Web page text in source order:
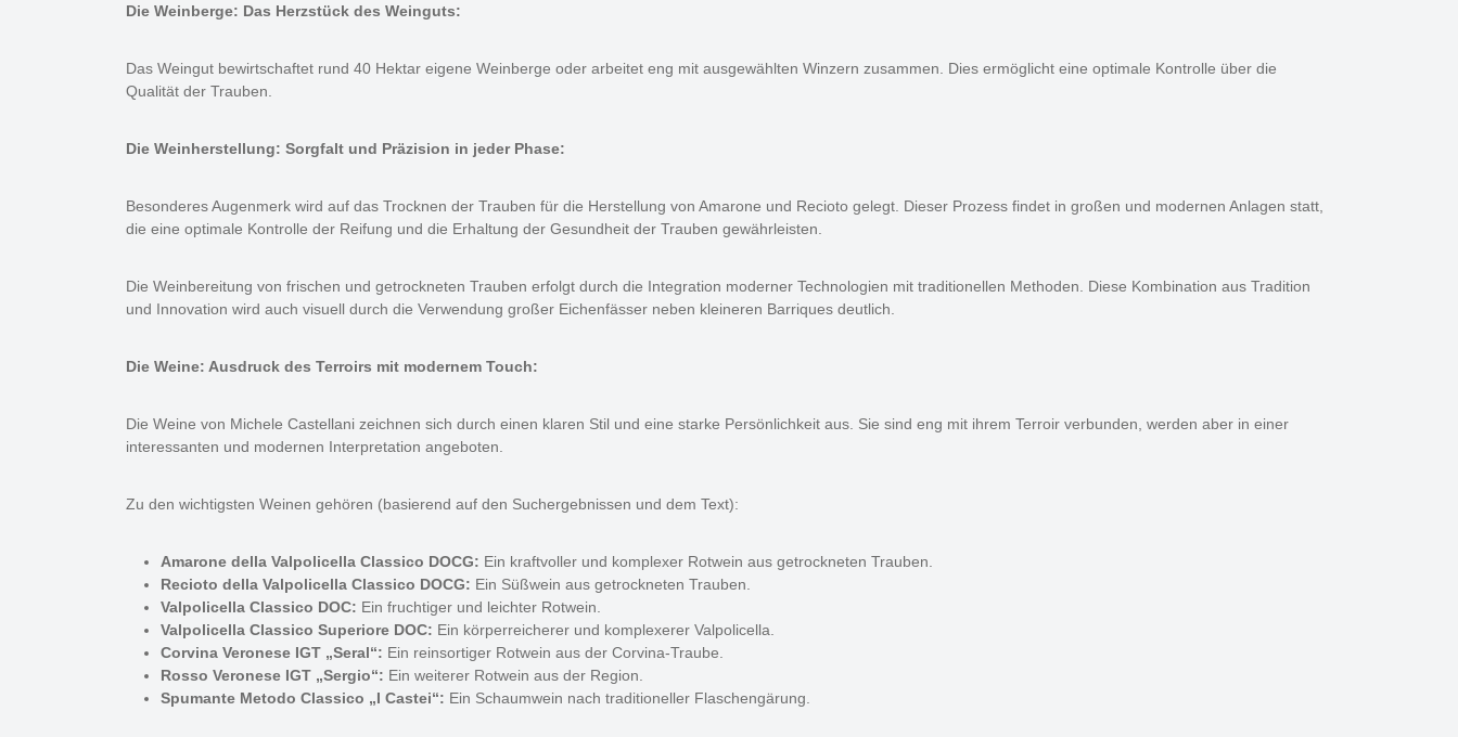
Die Weinberge: Das Herzstück des Weinguts:
Das Weingut bewirtschaftet rund 40 Hektar eigene Weinberge oder arbeitet eng mit ausgewählten Winzern zusammen. Dies ermöglicht eine optimale Kontrolle über die
Qualität der Trauben.
Die Weinherstellung: Sorgfalt und Präzision in jeder Phase:
Besonderes Augenmerk wird auf das Trocknen der Trauben für die Herstellung von Amarone und Recioto gelegt. Dieser Prozess findet in großen und modernen Anlagen statt,
die eine optimale Kontrolle der Reifung und die Erhaltung der Gesundheit der Trauben gewährleisten.
Die Weinbereitung von frischen und getrockneten Trauben erfolgt durch die Integration moderner Technologien mit traditionellen Methoden. Diese Kombination aus Tradition
und Innovation wird auch visuell durch die Verwendung großer Eichenfässer neben kleineren Barriques deutlich.
Die Weine: Ausdruck des Terroirs mit modernem Touch:
Die Weine von Michele Castellani zeichnen sich durch einen klaren Stil und eine starke Persönlichkeit aus. Sie sind eng mit ihrem Terroir verbunden, werden aber in einer
interessanten und modernen Interpretation angeboten.
Zu den wichtigsten Weinen gehören (basierend auf den Suchergebnissen und dem Text):
Amarone della Valpolicella Classico DOCG: Ein kraftvoller und komplexer Rotwein aus getrockneten Trauben.
Recioto della Valpolicella Classico DOCG: Ein Süßwein aus getrockneten Trauben.
Valpolicella Classico DOC: Ein fruchtiger und leichter Rotwein.
Valpolicella Classico Superiore DOC: Ein körperreicherer und komplexerer Valpolicella.
Corvina Veronese IGT „Seral“: Ein reinsortiger Rotwein aus der Corvina-Traube.
Rosso Veronese IGT „Sergio“: Ein weiterer Rotwein aus der Region.
Spumante Metodo Classico „I Castei“: Ein Schaumwein nach traditioneller Flaschengärung.